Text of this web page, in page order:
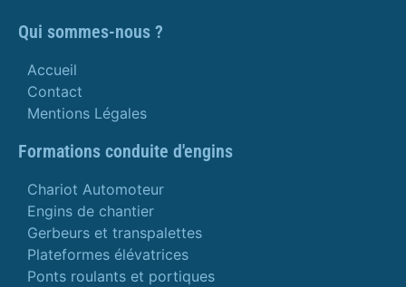
Qui sommes-nous ?
Accueil
Contact
Mentions Légales
Formations conduite d'engins
Chariot Automoteur
Engins de chantier
Gerbeurs et transpalettes
Plateformes élévatrices
Ponts roulants et portiques